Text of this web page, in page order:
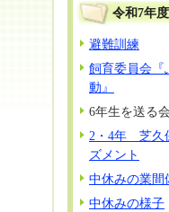
令和7年度
避難訓練
飼育委員会『
動』
6年生を送る会
2・4年 芝久
ズメント
中休みの業間
中休みの様子